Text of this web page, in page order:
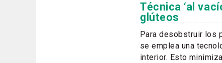
Técnica ‘al
glúteos
Para desobstruir los
se emplea una
interior. Esto